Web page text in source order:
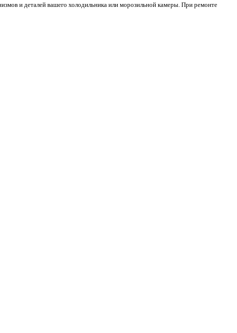
и деталей вашего холодильника или морозильной камеры. При ремонте